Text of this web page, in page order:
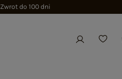
Zwrot do 100 dni